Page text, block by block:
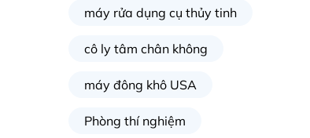
máy rửa dụng cụ thủy tinh
cô ly tâm chân không
máy đông khô USA
Phòng thí nghiệm